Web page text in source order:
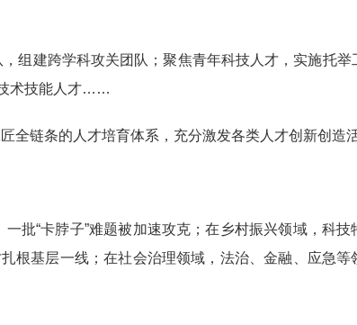
建跨学科攻关团队；聚焦青年科技人才，实施托举
技术技能人才……
链条的人才培育体系，充分激发各类人才创新创造活
“卡脖子”难题被加速攻克；在乡村振兴领域，科技
根基层一线；在社会治理领域，法治、金融、应急等